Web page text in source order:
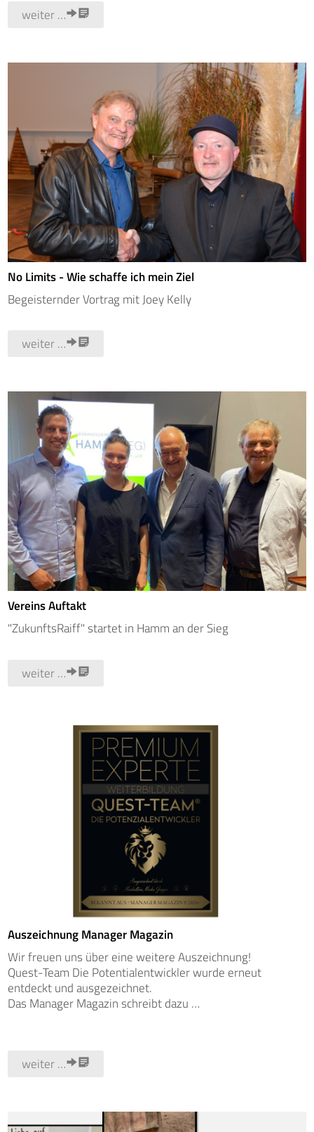
weiter …
No Limits - Wie schaffe ich mein Ziel
Begeisternder Vortrag mit Joey Kelly
weiter …
Vereins Auftakt
"ZukunftsRaiff" startet in Hamm an der Sieg
weiter …
Auszeichnung Manager Magazin
Wir freuen uns über eine weitere Auszeichnung!
Quest-Team Die Potentialentwickler wurde erneut
entdeckt und ausgezeichnet.
Das Manager Magazin schreibt dazu …
weiter …